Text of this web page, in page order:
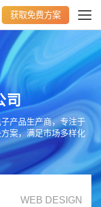
获取免费方案
司
产品生产商，专注于
案，满足市场多样化
WEB DESIGN